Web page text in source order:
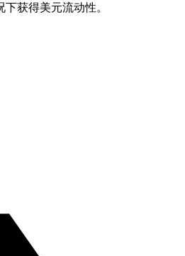
获得美元流动性。